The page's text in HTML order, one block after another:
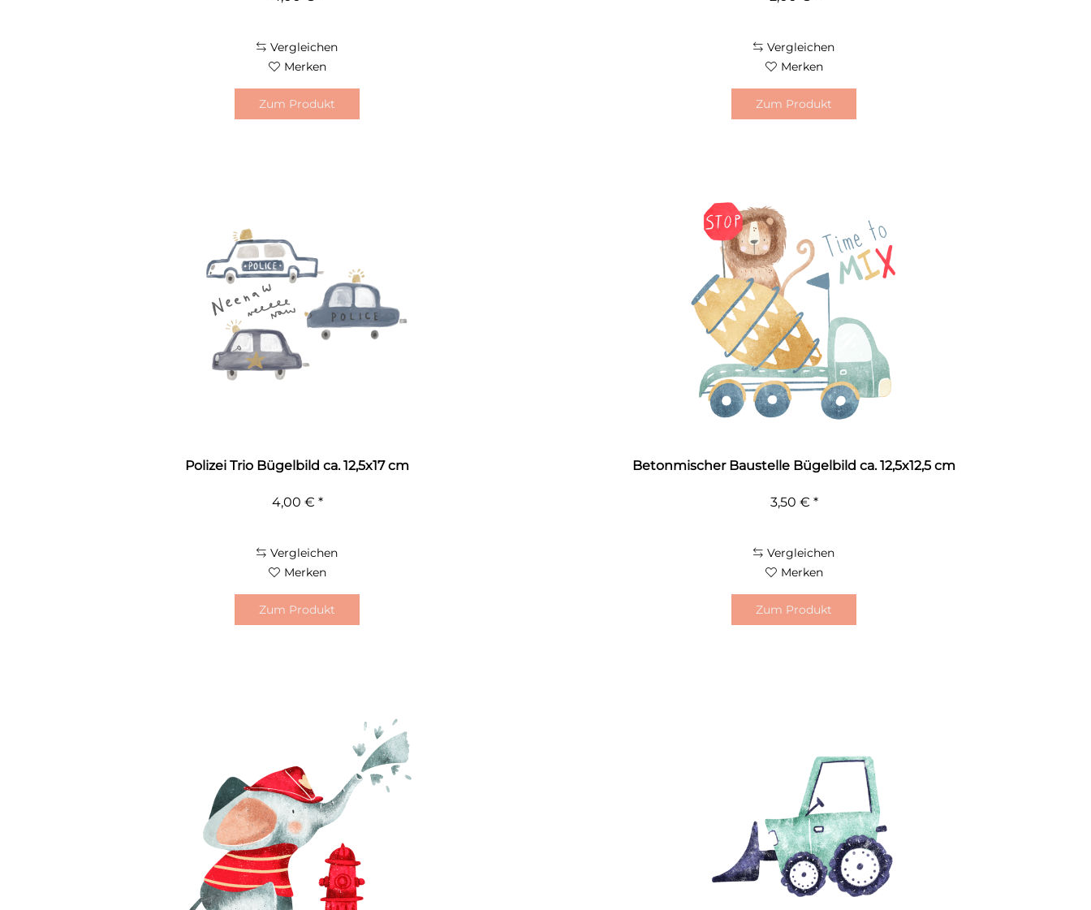
Vergleichen
Merken
Zum Produkt
Vergleichen
Merken
Zum Produkt
Polizei Trio Bügelbild ca. 12,5x17 cm
4,00 € *
Vergleichen
Merken
Zum Produkt
Betonmischer Baustelle Bügelbild ca. 12,5x12,5 cm
3,50 € *
Vergleichen
Merken
Zum Produkt